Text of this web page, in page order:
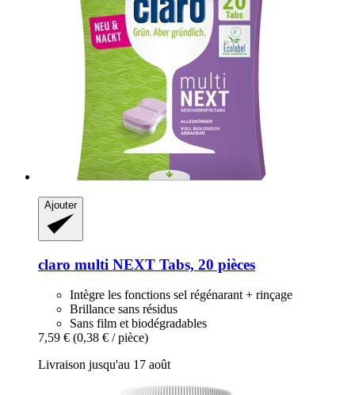
Ajouter
claro multi NEXT Tabs, 20 pièces
Intègre les fonctions sel régénarant + rinçage
Brillance sans résidus
Sans film et biodégradables
7,59 € (0,38 € / pièce)
Livraison jusqu'au 17 août